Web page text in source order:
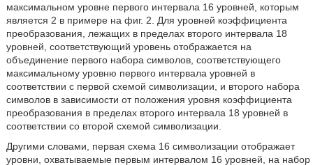
максимальном уровне первого интервала 16 уровней, которым
является 2 в примере на фиг. 2. Для уровней коэффициента
преобразования, лежащих в пределах второго интервала 18
уровней, соответствующий уровень отображается на
объединение первого набора символов, соответствующего
максимальному уровню первого интервала уровней в
соответствии с первой схемой символизации, и второго набора
символов в зависимости от положения уровня коэффициента
преобразования в пределах второго интервала 18 уровней в
соответствии со второй схемой символизации.
Другими словами, первая схема 16 символизации отображает
уровни, охватываемые первым интервалом 16 уровней, на набор